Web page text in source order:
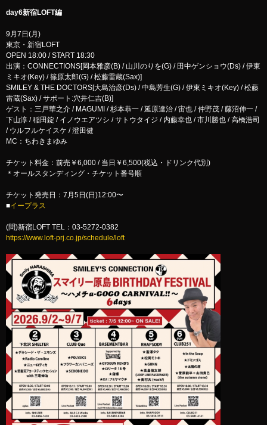
day6新宿LOFT編
9月7日(月)
東京・新宿LOFT
OPEN 18:00 / START 18:30
出演：CONNECTIONS[岡本雅彦(B) / 山川のりを(G) / 田中ゲンショウ(Ds) / 伊東
ミキオ(Key) / 篠原太郎(G) / 松藤雷蔵(Sax)]
SMILEY & THE DOCTORS[大島治彦(Ds) / 中島芳生(G) / 伊東ミキオ(Key) / 松藤
雷蔵(Sax) / サポート:穴井仁吉(B)]
ゲスト：三戸華之介 / MAGUMI / 杉本恭一 / 延原達治 / 宙也 / 仲野茂 / 藤沼伸一 /
下山淳 / 稲田錠 / イノウエアツシ / サトウタイジ / 内藤幸也 / 市川勝也 / 高橋浩司
/ ウルフルケイスケ / 澄田健
MC：ちわきまゆみ
チケット料金：前売￥6,000 / 当日￥6,500(税込・ドリンク代別)
＊オールスタンディング・チケット番号順
チケット発売日：7月5日(日)12:00〜
■イープラス
(問)新宿LOFT TEL：03-5272-0382
https://www.loft-prj.co.jp/schedule/loft